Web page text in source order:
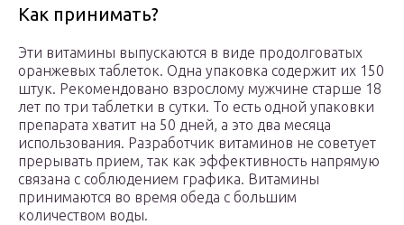
Как принимать?
Эти витамины выпускаются в виде продолговатых
оранжевых таблеток. Одна упаковка содержит их 150
штук. Рекомендовано взрослому мужчине старше 18
лет по три таблетки в сутки. То есть одной упаковки
препарата хватит на 50 дней, а это два месяца
использования. Разработчик витаминов не советует
прерывать прием, так как эффективность напрямую
связана с соблюдением графика. Витамины
принимаются во время обеда с большим
количеством воды.